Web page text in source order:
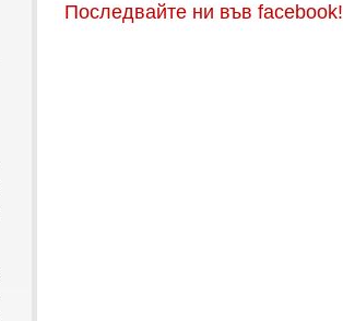
Последвайте ни във facebook!